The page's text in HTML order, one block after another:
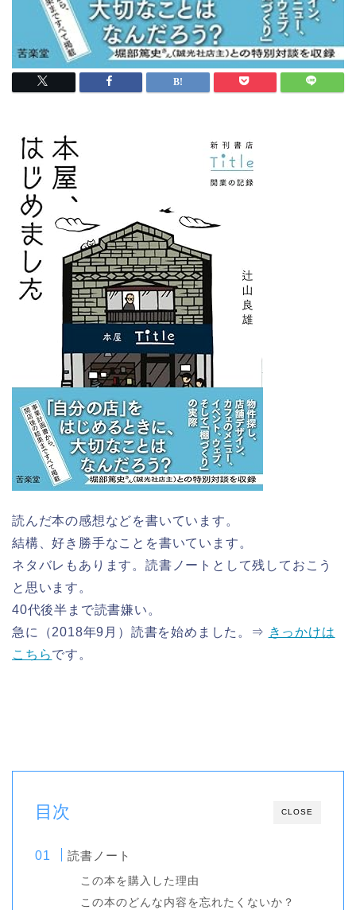
読んだ本の感想などを書いています。
結構、好き勝手なことを書いています。
ネタバレもあります。読書ノートとして残しておこう
と思います。
40代後半まで読書嫌い。
急に（2018年9月）読書を始めました。⇒ きっかけは
こちらです。
CLOSE
目次
読書ノート
この本を購入した理由
この本のどんな内容を忘れたくないか？